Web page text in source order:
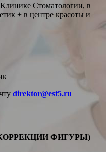
Стоматологии, в
+ в центре красоты и
direktor@est5.ru
ФИГУРЫ)